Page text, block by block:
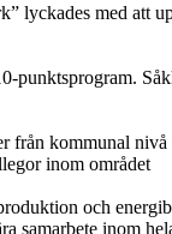
lyckades med att
punktsprogram.
från kommunal
inom området
och
samarbete inom